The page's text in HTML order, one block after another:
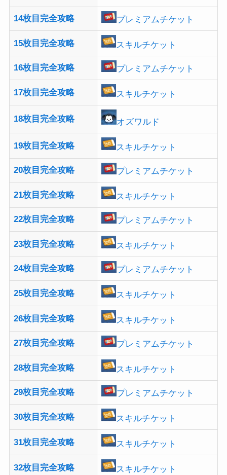
14枚目完全攻略 プレミアムチケット
15枚目完全攻略 スキルチケット
16枚目完全攻略 プレミアムチケット
17枚目完全攻略 スキルチケット
18枚目完全攻略 オズワルド
19枚目完全攻略 スキルチケット
20枚目完全攻略 プレミアムチケット
21枚目完全攻略 スキルチケット
22枚目完全攻略 プレミアムチケット
23枚目完全攻略 スキルチケット
24枚目完全攻略 プレミアムチケット
25枚目完全攻略 スキルチケット
26枚目完全攻略 スキルチケット
27枚目完全攻略 プレミアムチケット
28枚目完全攻略 スキルチケット
29枚目完全攻略 プレミアムチケット
30枚目完全攻略 スキルチケット
31枚目完全攻略 スキルチケット
32枚目完全攻略 スキルチケット